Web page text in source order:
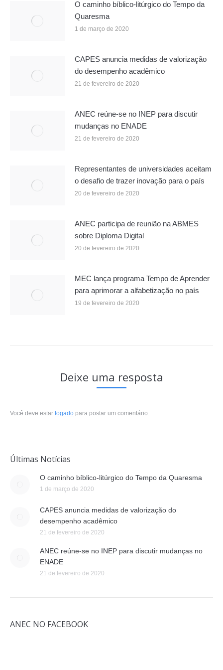
O caminho bíblico-litúrgico do Tempo da
Quaresma
1 de março de 2020
CAPES anuncia medidas de valorização
do desempenho acadêmico
21 de fevereiro de 2020
ANEC reúne-se no INEP para discutir
mudanças no ENADE
21 de fevereiro de 2020
Representantes de universidades aceitam
o desafio de trazer inovação para o país
20 de fevereiro de 2020
ANEC participa de reunião na ABMES
sobre Diploma Digital
20 de fevereiro de 2020
MEC lança programa Tempo de Aprender
para aprimorar a alfabetização no país
19 de fevereiro de 2020
Deixe uma resposta
Você deve estar logado para postar um comentário.
Últimas Notícias
O caminho bíblico-litúrgico do Tempo da Quaresma
1 de março de 2020
CAPES anuncia medidas de valorização do
desempenho acadêmico
21 de fevereiro de 2020
ANEC reúne-se no INEP para discutir mudanças no
ENADE
21 de fevereiro de 2020
ANEC NO FACEBOOK